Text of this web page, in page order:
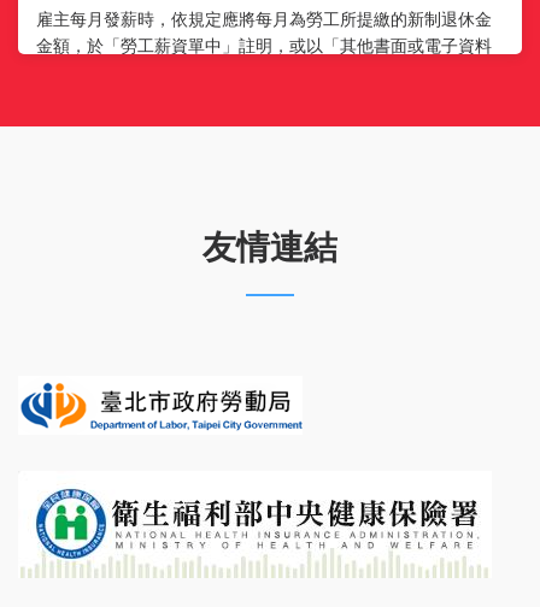
雇主每月發薪時，依規定應將每月為勞工所提繳的新制退休金
金額，於「勞工薪資單中」註明，或以「其他書面或電子資料
友情連結